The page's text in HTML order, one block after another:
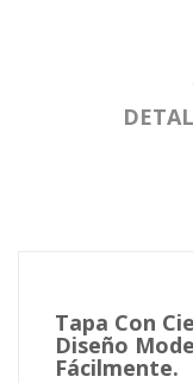
Tapa Con
Diseño
Fácilmente.